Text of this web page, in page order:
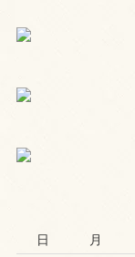
日
月